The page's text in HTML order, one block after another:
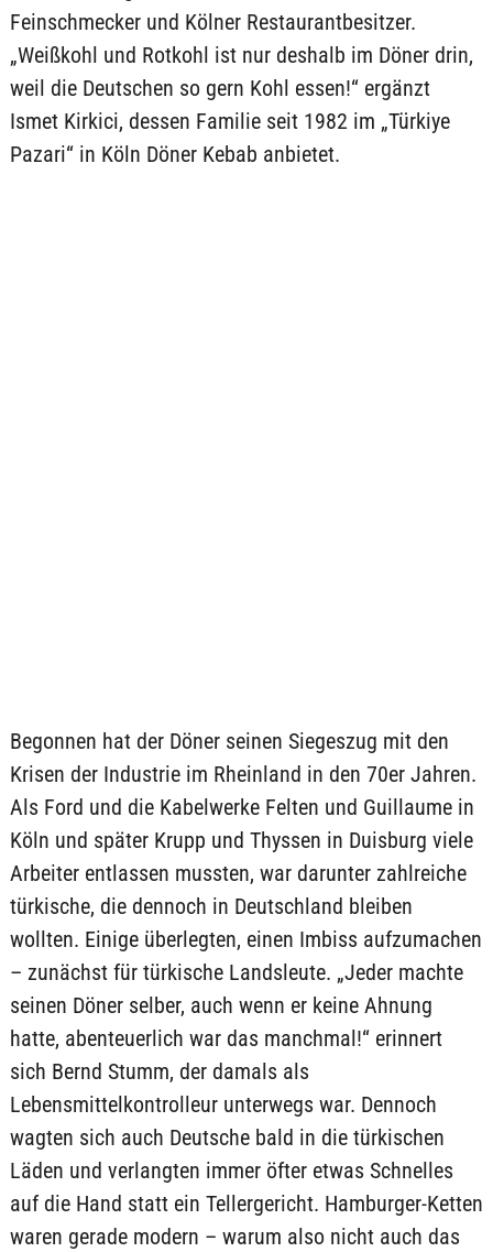
Feinschmecker und Kölner Restaurantbesitzer.
„Weißkohl und Rotkohl ist nur deshalb im Döner drin,
weil die Deutschen so gern Kohl essen!“ ergänzt
Ismet Kirkici, dessen Familie seit 1982 im „Türkiye
Pazari“ in Köln Döner Kebab anbietet.
Begonnen hat der Döner seinen Siegeszug mit den
Krisen der Industrie im Rheinland in den 70er Jahren.
Als Ford und die Kabelwerke Felten und Guillaume in
Köln und später Krupp und Thyssen in Duisburg viele
Arbeiter entlassen mussten, war darunter zahlreiche
türkische, die dennoch in Deutschland bleiben
wollten. Einige überlegten, einen Imbiss aufzumachen
– zunächst für türkische Landsleute. „Jeder machte
seinen Döner selber, auch wenn er keine Ahnung
hatte, abenteuerlich war das manchmal!“ erinnert
sich Bernd Stumm, der damals als
Lebensmittelkontrolleur unterwegs war. Dennoch
wagten sich auch Deutsche bald in die türkischen
Läden und verlangten immer öfter etwas Schnelles
auf die Hand statt ein Tellergericht. Hamburger-Ketten
waren gerade modern – warum also nicht auch das